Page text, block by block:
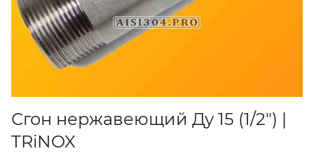
Сгон нержавеющий Ду 15 (1/2") |
TRiNOX